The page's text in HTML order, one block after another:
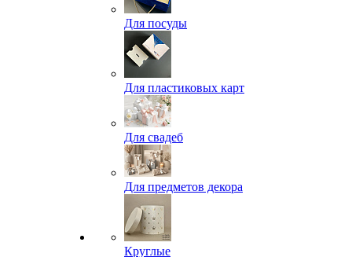
Для посуды
Для пластиковых карт
Для свадеб
Для предметов декора
Круглые